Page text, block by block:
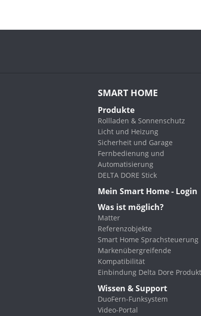
SMART HOME
Produkte
Rollladen & Sonnenschutz
Licht und Heizung
Sicherheit und Garage
Fernbedienung und
Automatisierung
DELTA DORE Stick
Mein Smart Home - Login
Was ist möglich?
Matter
Referenzobjekte
Smart Home Sprachsteuerung
Markenübergreifende
Kompatibilität
Einbindung Delta Dore
Wissen & Support
DuoFern-Funksystem
Video-Portal